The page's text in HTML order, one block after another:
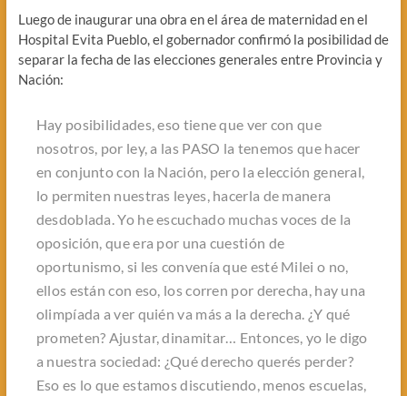
Luego de inaugurar una obra en el área de maternidad en el
Hospital Evita Pueblo, el gobernador confirmó la posibilidad de
separar la fecha de las elecciones generales entre Provincia y
Nación:
Hay posibilidades, eso tiene que ver con que
nosotros, por ley, a las PASO la tenemos que hacer
en conjunto con la Nación, pero la elección general,
lo permiten nuestras leyes, hacerla de manera
desdoblada. Yo he escuchado muchas voces de la
oposición, que era por una cuestión de
oportunismo, si les convenía que esté Milei o no,
ellos están con eso, los corren por derecha, hay una
olimpíada a ver quién va más a la derecha. ¿Y qué
prometen? Ajustar, dinamitar… Entonces, yo le digo
a nuestra sociedad: ¿Qué derecho querés perder?
Eso es lo que estamos discutiendo, menos escuelas,